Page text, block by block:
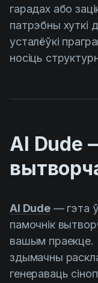
гарадах або
патрэбны хуткі
усталёўкі
носіць
AI Dude
AI Dude— гэта
памочнік
вашым праекце.
здымачны
генераваць